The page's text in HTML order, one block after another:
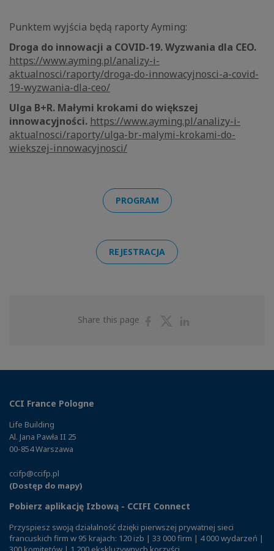
Punktem wyjścia będą raporty Ayming:
Droga do innowacji a COVID-19. Wyzwania dla CEO.
https://www.ayming.pl/analizy-i-
aktualnosci/raporty/droga-do-innowacyjnosci-a-covid-
19-wyzwania-dla-ceo/
Ulga B+R. Małymi krokami do większej
innowacyjności. https://www.ayming.pl/analizy-i-
aktualnosci/raporty/ulga-br-malymi-krokami-do-
wiekszej-innowacyjnosci/
PROGRAM
REJESTRACJA
Share this page
ShareShare
CCI France Pologne
Life Building
Al. Jana Pawła II 25
00-854 Warszawa
ccifp@ccifp.pl
(Dostęp do mapy)
Pobierz aplikację Izbową - CCIFI Connect
Przyspiesz swoją działalność dzięki pierwszej prywatnej sieci
francuskich firm w 95 krajach: 120 izb | 33 000 firm | 4 000 wydarzeń |